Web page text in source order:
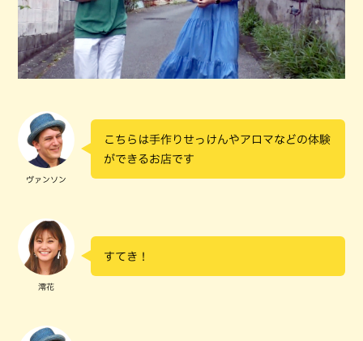
ヴァンソン
こちらは手作りせっけんやアロマなどの体験
ができるお店です
澪花
すてき！